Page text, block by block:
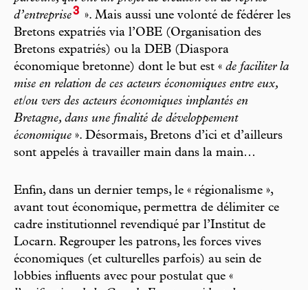
d’entreprise3 ». Mais aussi une volonté de fédérer les
Bretons expatriés via l’OBE (Organisation des
Bretons expatriés) ou la DEB (Diaspora
économique bretonne) dont le but est « de faciliter la
mise en relation de ces acteurs économiques entre eux,
et/ou vers des acteurs économiques implantés en
Bretagne, dans une finalité de développement
économique ». Désormais, Bretons d’ici et d’ailleurs
sont appelés à travailler main dans la main…
Enfin, dans un dernier temps, le « régionalisme »,
avant tout économique, permettra de délimiter ce
cadre institutionnel revendiqué par l’Institut de
Locarn. Regrouper les patrons, les forces vives
économiques (et culturelles parfois) au sein de
lobbies influents avec pour postulat que «